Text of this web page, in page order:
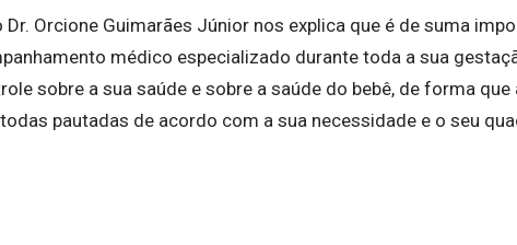
Dr. Orcione Guimarães Júnior nos explica que é de suma
médico especializado durante toda a sua
sobre a sua saúde e sobre a saúde do bebê, de forma que
pautadas de acordo com a sua necessidade e o seu